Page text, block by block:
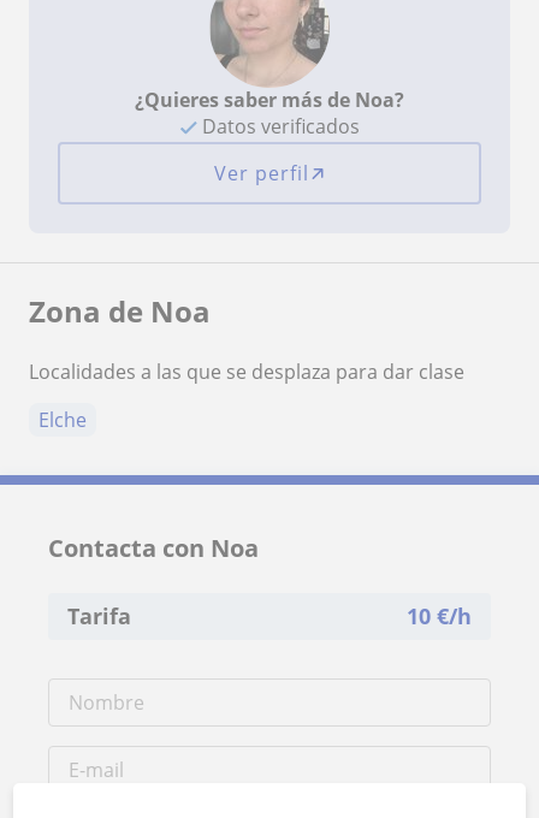
¿Quieres saber más de Noa?
Datos verificados
Ver perfil
Zona de Noa
Localidades a las que se desplaza para dar clase
Elche
Contacta con Noa
Tarifa 10 €/h